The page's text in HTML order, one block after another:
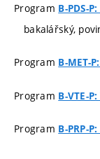
Program B-PDS-
bakalářský,
Program B-MET-
Program B-VTE-
Program B-PRP-